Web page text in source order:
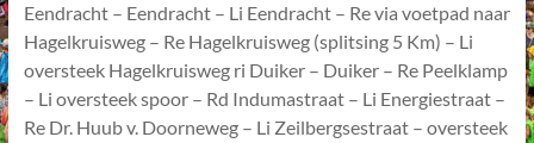
Eendracht – Eendracht – Li Eendracht – Re via voetpad naar
Hagelkruisweg – Re Hagelkruisweg (splitsing 5 Km) – Li
oversteek Hagelkruisweg ri Duiker – Duiker – Re Peelklamp
– Li oversteek spoor – Rd Indumastraat – Li Energiestraat –
Re Dr. Huub v. Doorneweg – Li Zeilbergsestraat – oversteek